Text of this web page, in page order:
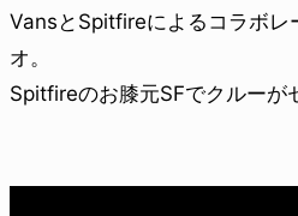
VansとSpitfireによるコラボレ
オ。
Spitfireのお膝元SFでクルーが